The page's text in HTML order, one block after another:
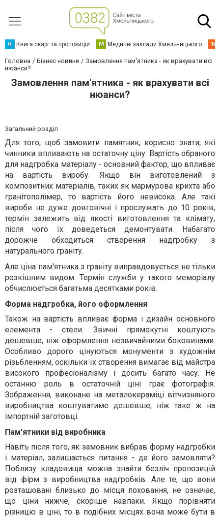
К Книга скарг та пропозицій М Медичні заклади Хмельницького Б
Головна Бізнес новини
Замовлення пам'ятника - як врахувати всі
нюанси?
Замовлення пам'ятника - як врахувати всі
нюанси?
Загальний розділ
Для того, щобзамовити памятник, корисно знати, які
чинники впливають на остаточну ціну. Вартість обраного
для надгробка матеріалу - основний фактор, що впливає
на вартість виробу. Якщо він виготовлений з
композитних матеріалів, таких як мармурова крихта або
гранітополімер, то вартість його невисока. Але такі
вироби не дуже довговічні і прослужать до 10 років,
термін залежить від якості виготовлення та клімату,
після чого їх доведеться демонтувати. Набагато
дорожче обходиться створення надгробку з
натурального граніту.
Але ціна пам'ятника з граніту виправдовується не тільки
розкішним видом. Термін служби у такого меморіалу
обчислюється багатьма десятками років.
Форма надгробка, його оформлення
Також на вартість впливає форма і дизайн основного
елемента - стели. Звичні прямокутні коштують
дешевше, ніж оформлення незвичайними боковинами.
Особливо дорого цінуються монументи з художнім
різьбленням, оскільки їх створення вимагає від майстра
високого професіоналізму і досить багато часу. Не
останню роль в остаточній ціні грає фотографія.
Зображення, виконане на металокераміці вітчизняного
виробництва коштуватиме дешевше, ніж таке ж на
імпортній заготовці.
Пам'ятники від виробника
Навіть після того, як замовник вибрав форму надгробки
і матеріал, залишається питання - де його замовляти?
Поблизу кладовища можна знайти безліч пропозицій
від фірм з виробництва надгробків. Але те, що вони
розташовані близько до місця поховання, не означає,
що ціни нижче, скоріше навпаки. Якщо порівняти
різницю в ціні, то в подібних місцях вона може бути в